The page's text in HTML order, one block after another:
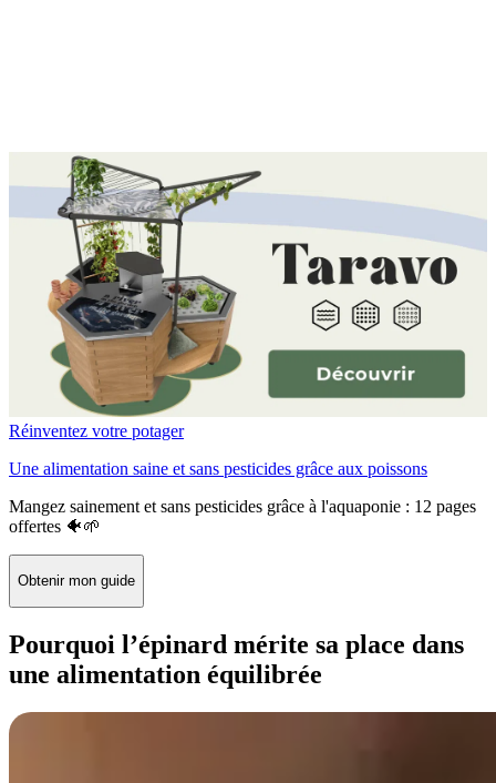
Réinventez votre potager
Une alimentation saine et sans pesticides grâce aux poissons
Mangez sainement et sans pesticides grâce à l'aquaponie : 12 pages
offertes 🐠🌱
Obtenir mon guide
Pourquoi l’épinard mérite sa place dans
une alimentation équilibrée